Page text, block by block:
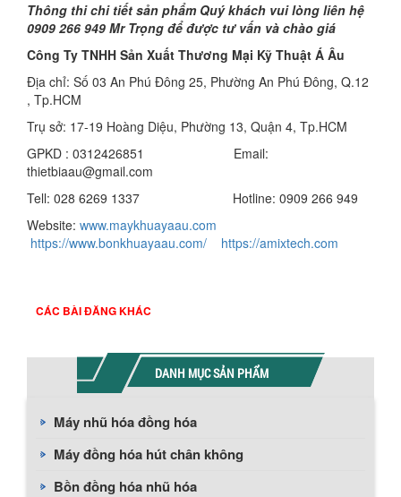
Thông thi chi tiết sản phẩm Quý khách vui lòng liên hệ
0909 266 949 Mr Trọng để được tư vấn và chào giá
Công Ty TNHH Sản Xuất Thương Mại Kỹ Thuật Á Âu
Địa chỉ: Số 03 An Phú Đông 25, Phường An Phú Đông, Q.12
, Tp.HCM
Trụ sở: 17-19 Hoàng Diệu, Phường 13, Quận 4, Tp.HCM
GPKD : 0312426851 Email:
thietbiaau@gmail.com
Tell: 028 6269 1337 Hotline: 0909 266 949
Website: www.maykhuayaau.com
https://www.bonkhuayaau.com/
https://amixtech.com
CÁC BÀI ĐĂNG KHÁC
DANH MỤC SẢN PHẨM
Máy nhũ hóa đồng hóa
Máy đồng hóa hút chân không
Bồn đồng hóa nhũ hóa